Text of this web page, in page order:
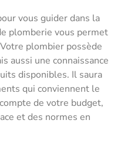
vous guider dans la
plomberie vous permet
plombier possède
aussi une connaissance
disponibles. Il saura
qui conviennent le
de votre budget,
et des normes en